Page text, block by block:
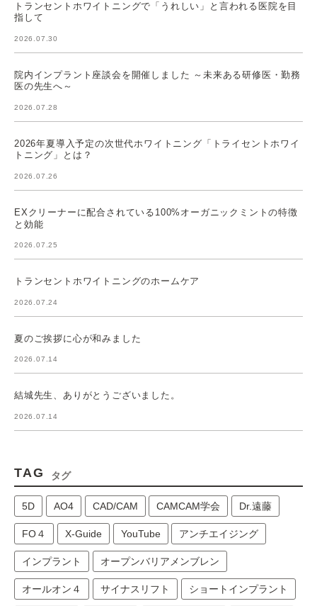
トランセントホワイトニングで「うれしい」と言われる医院を目
指して
2026.07.30
院内インプラント座談会を開催しました ～未来ある研修医・勤務
医の先生へ～
2026.07.28
2026年夏導入予定の次世代ホワイトニング「トライセントホワイ
トニング」とは？
2026.07.26
EXクリーナーに配合されている100%オーガニックミントの特徴
と効能
2026.07.25
トランセントホワイトニングのホームケア
2026.07.24
夏のご挨拶に心が和みました
2026.07.14
結城先生、ありがとうございました。
2026.07.14
TAG タグ
5D AO4 CAD/CAM CAMCAM学会 Dr.遠藤
FO４ X-Guide YouTube アンチエイジング
インプラント オープンバリアメンブレン
オールオン４ サイナスリフト ショートインプラント